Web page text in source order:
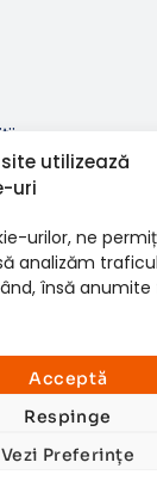
utilizează
uri
urilor, ne
analizăm
însă
Acceptă
Respinge
Vezi Preferințe
www.t-web.ro
si
Află detalii